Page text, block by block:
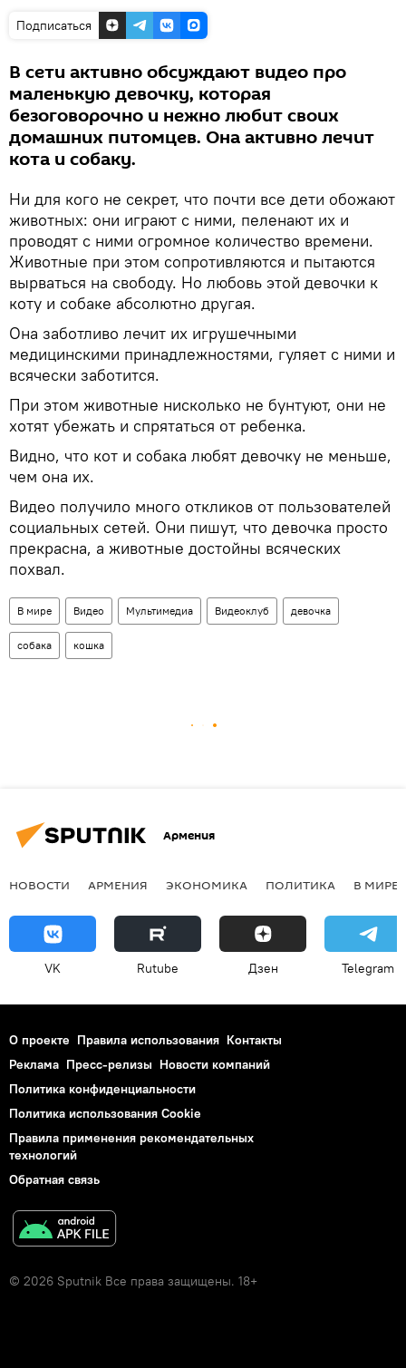
Подписаться
В сети активно обсуждают видео про
маленькую девочку, которая
безоговорочно и нежно любит своих
домашних питомцев. Она активно лечит
кота и собаку.
Ни для кого не секрет, что почти все дети обожают
животных: они играют с ними, пеленают их и
проводят с ними огромное количество времени.
Животные при этом сопротивляются и пытаются
вырваться на свободу. Но любовь этой девочки к
коту и собаке абсолютно другая.
Она заботливо лечит их игрушечными
медицинскими принадлежностями, гуляет с ними и
всячески заботится.
При этом животные нисколько не бунтуют, они не
хотят убежать и спрятаться от ребенка.
Видно, что кот и собака любят девочку не меньше,
чем она их.
Видео получило много откликов от пользователей
социальных сетей. Они пишут, что девочка просто
прекрасна, а животные достойны всяческих
похвал.
В мире Видео Мультимедиа Видеоклуб девочка
собака кошка
Армения
НОВОСТИ АРМЕНИЯ ЭКОНОМИКА ПОЛИТИКА В МИРЕ
VK Rutube Дзен Telegram
О проекте Правила использования Контакты
Реклама Пресс-релизы Новости компаний
Политика конфиденциальности
Политика использования Cookie
Правила применения рекомендательных
технологий
Обратная связь
© 2026 Sputnik Все права защищены. 18+